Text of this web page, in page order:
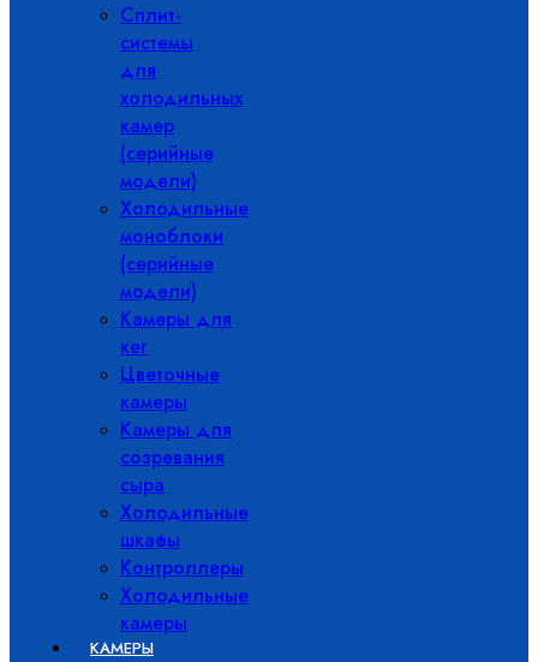
Сплит-
системы
для
холодильных
камер
(серийные
модели)
Холодильные
моноблоки
(серийные
модели)
Камеры для
кег
Цветочные
камеры
Камеры для
созревания
сыра
Холодильные
шкафы
Контроллеры
Холодильные
камеры
КАМЕРЫ